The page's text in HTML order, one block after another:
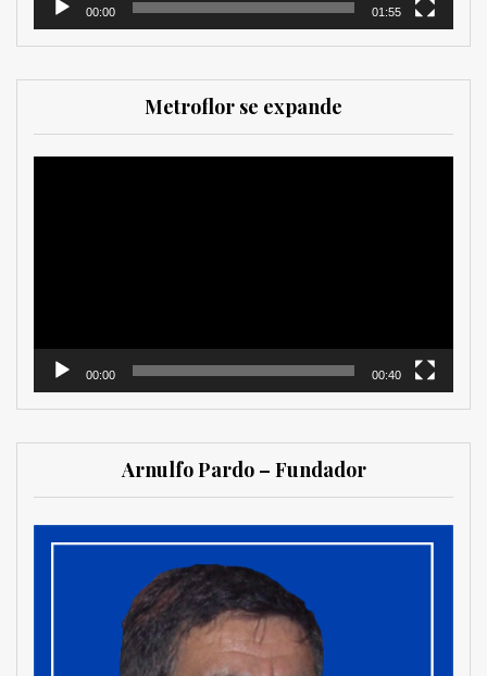
00:00 01:55
Metroflor se expande
00:00 00:40
Arnulfo Pardo – Fundador